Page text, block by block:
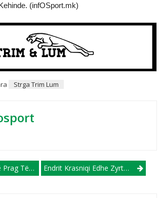
(infOSport.mk)
Strga Trim Lum
Ekipi Ka Forcë Dhe Kualitet Endrit Krasniqi Edhe Zyrtarisht Pjesë E FC Suharekës